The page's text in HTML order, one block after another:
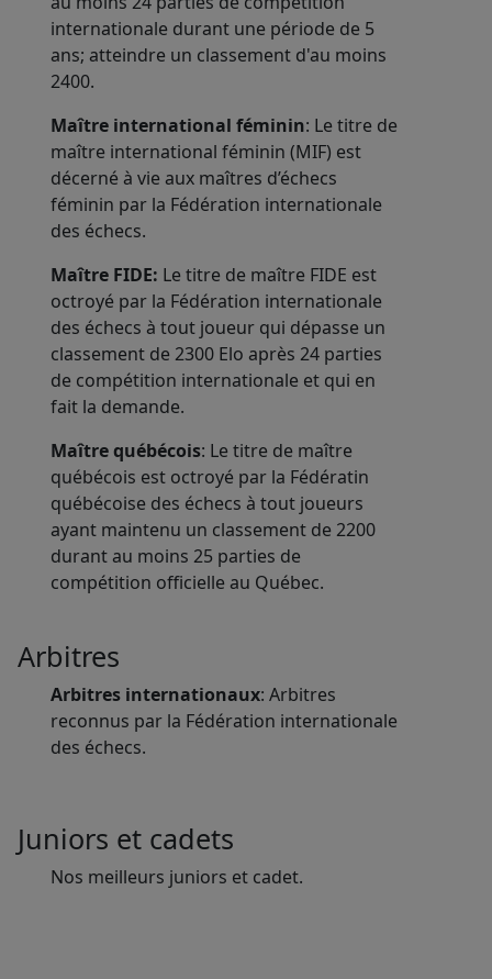
internationale durant une période de 5
ans; atteindre un classement d'au moins
2400.
Maître international féminin: Le titre de
maître international féminin (MIF) est
décerné à vie aux maîtres d’échecs
féminin par la Fédération internationale
des échecs.
Maître FIDE: Le titre de maître FIDE est
octroyé par la Fédération internationale
des échecs à tout joueur qui dépasse un
classement de 2300 Elo après 24 parties
de compétition internationale et qui en
fait la demande.
Maître québécois: Le titre de maître
québécois est octroyé par la Fédératin
québécoise des échecs à tout joueurs
ayant maintenu un classement de 2200
durant au moins 25 parties de
compétition officielle au Québec.
Arbitres
Arbitres internationaux: Arbitres
reconnus par la Fédération internationale
des échecs.
Juniors et cadets
Nos meilleurs juniors et cadet.